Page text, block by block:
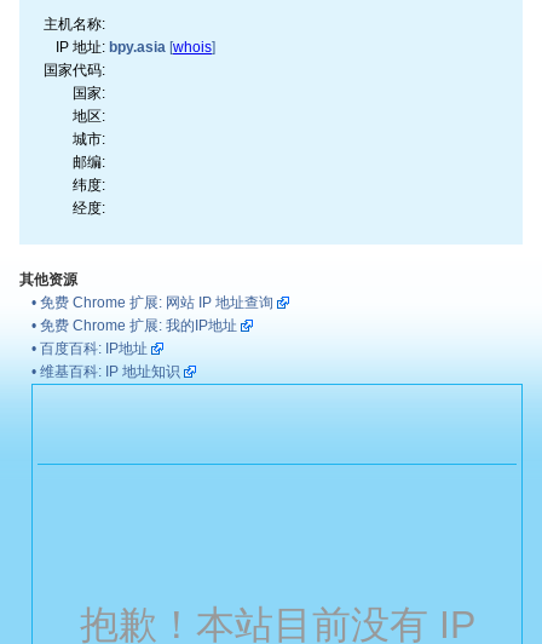
主机名称:
IP 地址: bpy.asia [whois]
国家代码:
国家:
地区:
城市:
邮编:
纬度:
经度:
其他资源
• 免费 Chrome 扩展: 网站 IP 地址查询
• 免费 Chrome 扩展: 我的IP地址
• 百度百科: IP地址
• 维基百科: IP 地址知识
抱歉！本站目前没有 IP